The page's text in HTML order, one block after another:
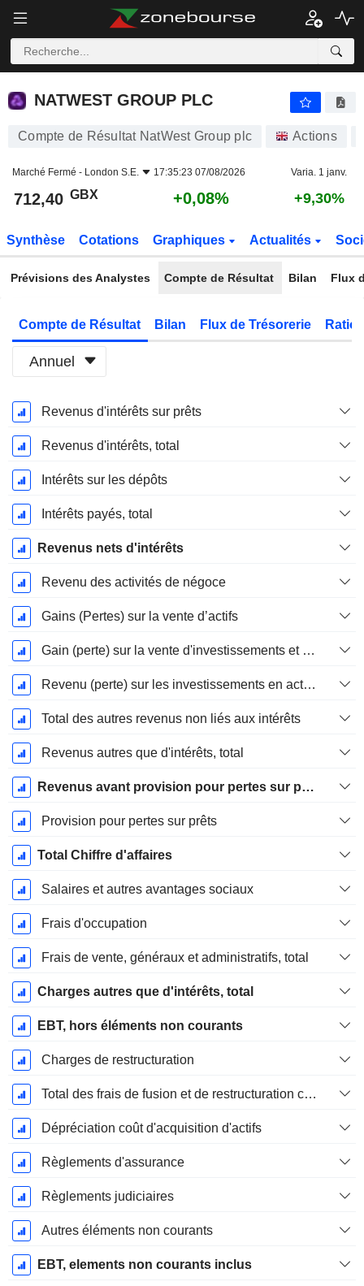
NATWEST GROUP PLC
NATWEST GROUP PLC
Compte de Résultat NatWest Group plc Actions
Marché Fermé - London S.E. 17:35:23 07/08/2026 Varia. 1 janv.
712,40 GBX +0,08% +9,30%
Synthèse Cotations Graphiques Actualités
Prévisions des Analystes Compte de Résultat Bilan Flux
Compte de Résultat Bilan Flux de Trésorerie
Annuel
Période
Fiscale:
Décembre
Revenus d'intérêts sur prêts
Revenus d'intérêts, total
Intérêts sur les dépôts
Intérêts payés, total
Revenus nets d'intérêts
Revenu des activités de négoce
Gains (Pertes) sur la vente d’actifs
Gain (perte) sur la vente d'investissements et de titres - (Rev)
Revenu (perte) sur les investissements en actions (bloc de revenus)
Total des autres revenus non liés aux intérêts
Revenus autres que d'intérêts, total
Revenus avant provision pour pertes sur prêts
Provision pour pertes sur prêts
Total Chiffre d'affaires
Salaires et autres avantages sociaux
Frais d'occupation
Frais de vente, généraux et administratifs, total
Charges autres que d'intérêts, total
EBT, hors éléments non courants
Charges de restructuration
Total des frais de fusion et de restructuration connexes
Dépréciation coût d'acquisition d'actifs
Règlements d'assurance
Règlements judiciaires
Autres éléments non courants
EBT, elements non courants inclus